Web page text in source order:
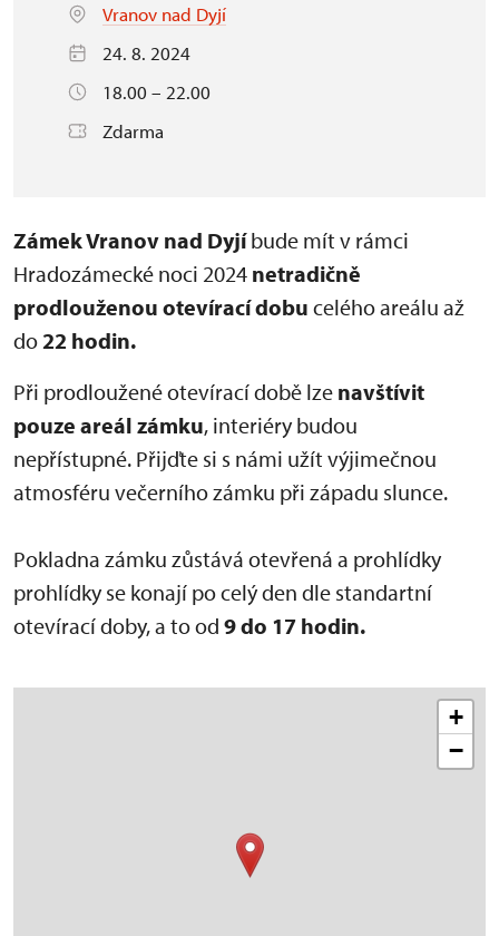
Vranov nad Dyjí
24. 8. 2024
18.00 – 22.00
Zdarma
Zámek Vranov nad Dyjíbude mít v rámci
Hradozámecké noci 2024 netradičně
prodlouženou otevírací dobu celého areálu až
do 22 hodin.
Při prodloužené otevírací době lze navštívit
pouze areál zámku, interiéry budou
nepřístupné. Přijďte si s námi užít výjimečnou
atmosféru večerního zámku při západu slunce.
Pokladna zámku zůstává otevřená a prohlídky
prohlídky se konají po celý den dle standartní
otevírací doby, a to od 9 do 17 hodin.
+
−